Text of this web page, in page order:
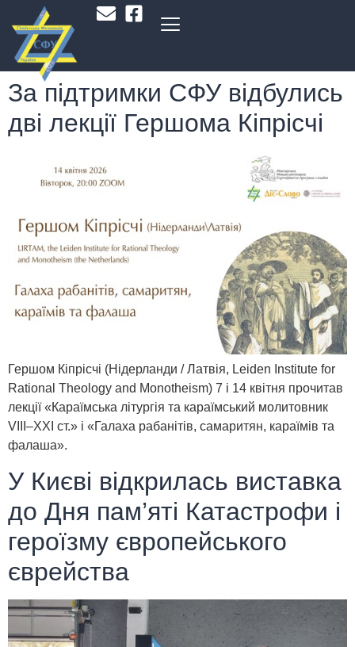
За підтримки СФУ відбулись
дві лекції Гершома Кіпрісчі
Гершом Кіпрісчі (Нідерланди / Латвія, Leiden Institute for
Rational Theology and Monotheism) 7 і 14 квітня прочитав
лекції «Караїмська літургія та караїмський молитовник
VIII–XXI ст.» і «Галаха рабанітів, самаритян, караїмів та
фалаша».
У Києві відкрилась виставка
до Дня пам’яті Катастрофи і
героїзму європейського
єврейства